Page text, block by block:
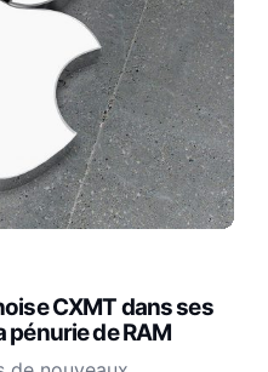
CXMT dans ses
pénurie de RAM